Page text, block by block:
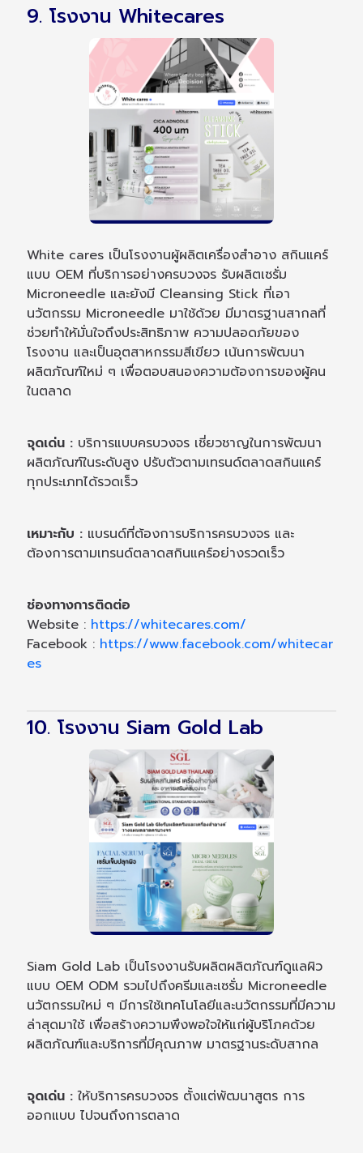
9. โรงงาน Whitecares
White cares เป็นโรงงานผู้ผลิตเครื่องสำอาง สกินแคร์
แบบ OEM ที่บริการอย่างครบวงจร รับผลิตเซรั่ม
Microneedle และยังมี Cleansing Stick ที่เอา
นวัตกรรม Microneedle มาใช้ด้วย มีมาตรฐานสากลที่
ช่วยทำให้มั่นใจถึงประสิทธิภาพ ความปลอดภัยของ
โรงงาน และเป็นอุตสาหกรรมสีเขียว เน้นการพัฒนา
ผลิตภัณฑ์ใหม่ ๆ เพื่อตอบสนองความต้องการของผู้คน
ในตลาด
จุดเด่น : บริการแบบครบวงจร เชี่ยวชาญในการพัฒนา
ผลิตภัณฑ์ในระดับสูง ปรับตัวตามเทรนด์ตลาดสกินแคร์
ทุกประเภทได้รวดเร็ว
เหมาะกับ : แบรนด์ที่ต้องการบริการครบวงจร และ
ต้องการตามเทรนด์ตลาดสกินแคร์อย่างรวดเร็ว
ช่องทางการติดต่อ
Website : https://whitecares.com/
Facebook : https://www.facebook.com/whitecar
es
10. โรงงาน Siam Gold Lab
Siam Gold Lab เป็นโรงงานรับผลิตผลิตภัณฑ์ดูแลผิว
แบบ OEM ODM รวมไปถึงครีมและเซรั่ม Microneedle
นวัตกรรมใหม่ ๆ มีการใช้เทคโนโลยีและนวัตกรรมที่มีความ
ล่าสุดมาใช้ เพื่อสร้างความพึงพอใจให้แก่ผู้บริโภคด้วย
ผลิตภัณฑ์และบริการที่มีคุณภาพ มาตรฐานระดับสากล
จุดเด่น : ให้บริการครบวงจร ตั้งแต่พัฒนาสูตร การ
ออกแบบ ไปจนถึงการตลาด